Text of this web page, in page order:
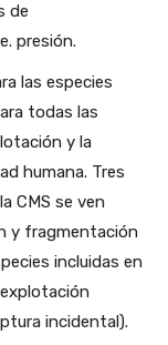
de
presión.
las especies
todas las
y la
humana. Tres
CMS se ven
y fragmentación
incluidas en
incidental).